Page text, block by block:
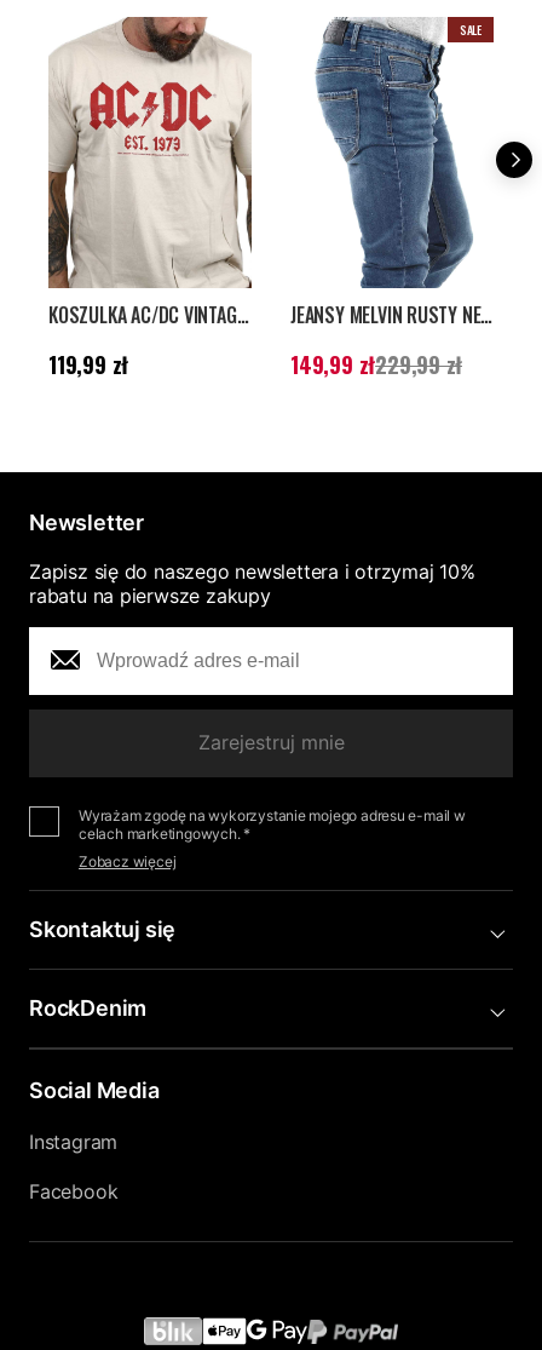
KOSZULKA AC/DC VINTAGE - BEŻOWY
Cena :119,99 zł
119,99 zł
SALE
JEANSY MELVIN RUSTY NEAL - NIEBIESKIE
Aktualna cena:
149,99 zł
Poprzednia cena
149,99 zł229,99 zł
Newsletter
Zapisz się do naszego newslettera i otrzymaj 10%
rabatu na pierwsze zakupy
Zarejestruj mnie
Wyrażam zgodę na wykorzystanie mojego adresu e-mail w
celach marketingowych. *
Zobacz więcej
Skontaktuj się
RockDenim
Social Media
Instagram
Facebook